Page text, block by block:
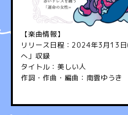
【楽曲情報】
リリース日程：2024年3月13
へ」収録
タイトル：美しい人
作詞・作曲・編曲：南雲ゆうき